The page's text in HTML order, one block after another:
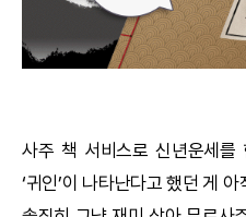
문의사항
사주 책 서비스로신년운세를
‘귀인’이 나타난다고 했던 게